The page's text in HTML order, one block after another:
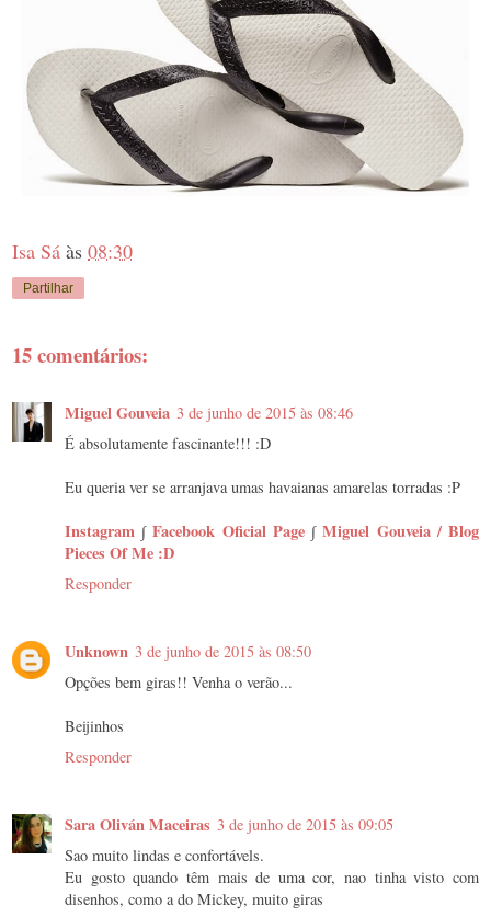
Isa Sá às 08:30
Partilhar
15 comentários:
Miguel Gouveia 3 de junho de 2015 às 08:46
É absolutamente fascinante!!! :D
Eu queria ver se arranjava umas havaianas amarelas torradas :P
Instagram ∫Facebook Oficial Page∫Miguel Gouveia / Blog
Pieces Of Me :D
Responder
Unknown 3 de junho de 2015 às 08:50
Opções bem giras!! Venha o verão...
Beijinhos
Responder
Sara Oliván Maceiras 3 de junho de 2015 às 09:05
Sao muito lindas e confortávels.
Eu gosto quando têm mais de uma cor, nao tinha visto com
disenhos, como a do Mickey, muito giras